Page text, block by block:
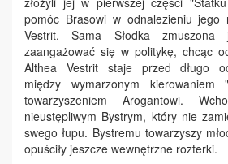
pomóc Brasowi w odnalezieniu jego
Vestrit. Sama Słodka
zaangażować się w politykę, chcąc
Althea Vestrit staje przed długo
między wymarzonym kierowaniem
towarzyszeniem Arogantowi.
nieustępliwym Bystrym, który nie
swego łupu. Bystremu towarzyszy
opuściły jeszcze wewnętrzne rozterki.